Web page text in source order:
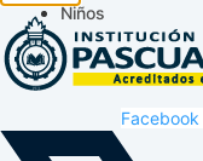
Niños
Facebook